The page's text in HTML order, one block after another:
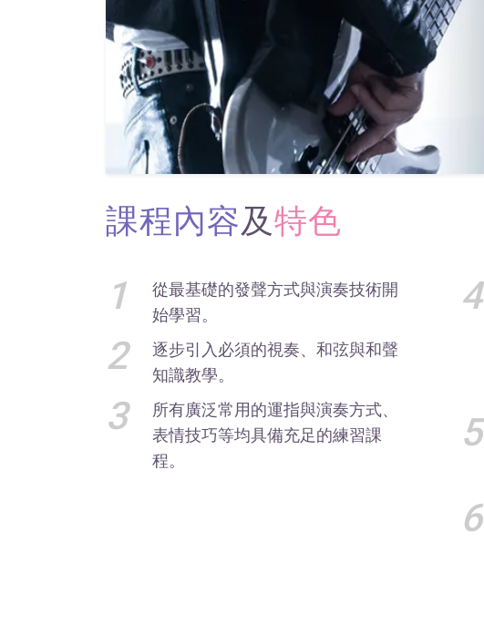
課程內容及特色
1
從最基礎的發聲方式與演奏技術開
始學習。
2
逐步引入必須的視奏、和弦與和聲
知識教學。
3
所有廣泛常用的運指與演奏方式、
表情技巧等均具備充足的練習課
程。
4
5
6